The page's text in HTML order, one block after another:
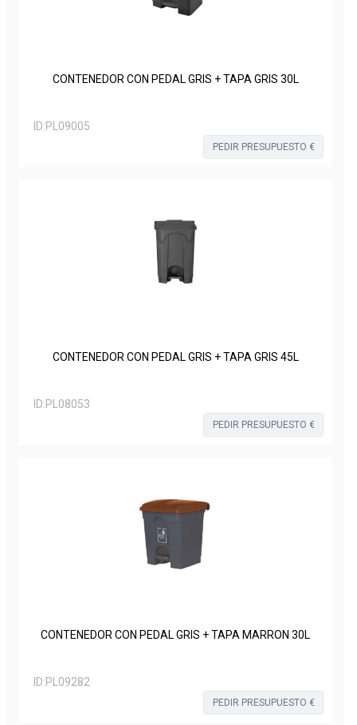
CONTENEDOR CON PEDAL GRIS + TAPA GRIS 30L
ID:PL09005
PEDIR PRESUPUESTO €
CONTENEDOR CON PEDAL GRIS + TAPA GRIS 45L
ID:PL08053
PEDIR PRESUPUESTO €
CONTENEDOR CON PEDAL GRIS + TAPA MARRON 30L
ID:PL09282
PEDIR PRESUPUESTO €